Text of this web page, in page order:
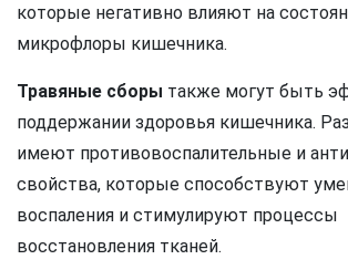
которые негативно влияют на
микрофлоры кишечника.
Травяные сборы также могут быть
поддержании здоровья кишечника.
имеют противовоспалительные и
свойства, которые способствуют
воспаления и стимулируют процессы
восстановления тканей.